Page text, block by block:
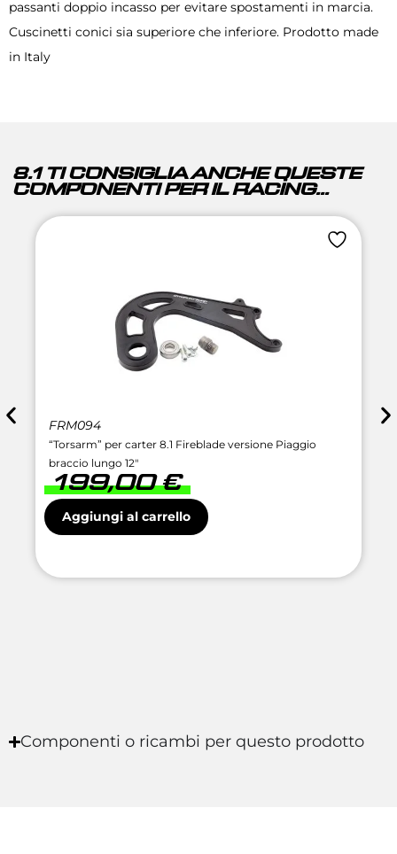
passanti doppio incasso per evitare spostamenti in marcia.
Cuscinetti conici sia superiore che inferiore. Prodotto made
in Italy
8.1 TI CONSIGLIA ANCHE QUESTE
COMPONENTI PER IL RACING...
FRM094
“Torsarm” per carter 8.1 Fireblade versione Piaggio
braccio lungo 12″
199,00€
Aggiungi al carrello
Componenti o ricambi per questo prodotto